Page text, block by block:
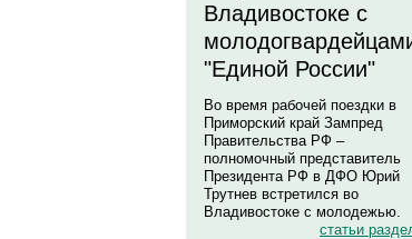
Владивостоке с
"Единой России"
Во время рабочей поездки в
Приморский край Зампред
Правительства РФ –
полномочный представитель
Президента РФ в ДФО Юрий
Трутнев встретился во
Владивостоке с молодежью.
статьи